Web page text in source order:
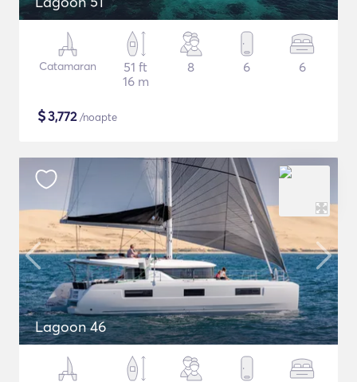
Catamaran
51 ft
16 m
8 6 6
$3,772/noapte
Lagoon 46